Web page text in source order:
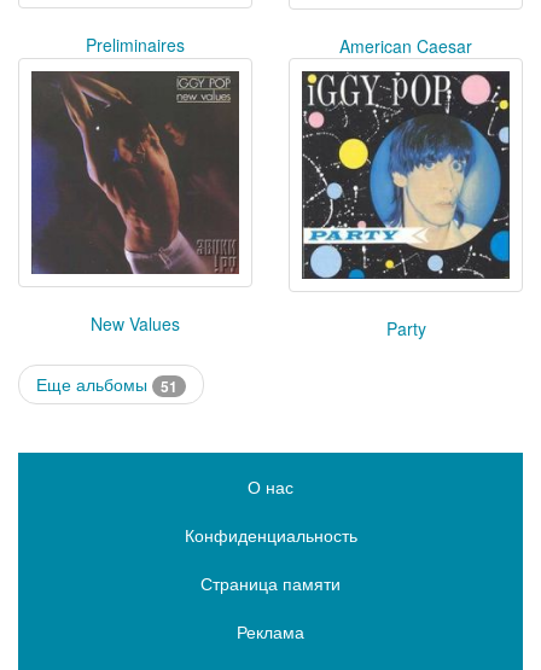
Preliminaires American Caesar
New Values Party
Еще альбомы 51
О нас
Конфиденциальность
Страница памяти
Реклама